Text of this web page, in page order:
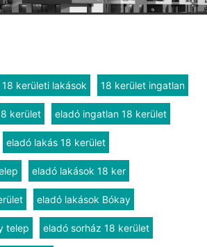
18 kerületi lakások 18 kerület ingatlan
kerület eladó ingatlan 18 kerület
eladó lakás 18 kerület
eladó lakások 18 ker
eladó lakások Bókay
telep eladó sorház 18 kerület